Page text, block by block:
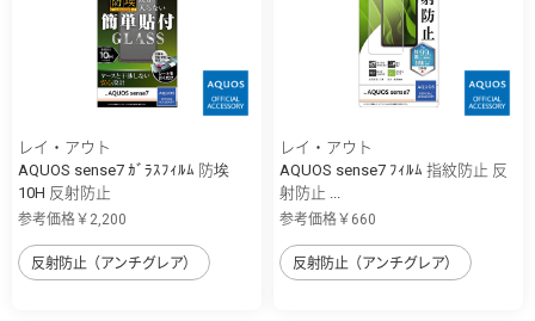
レイ・アウト
AQUOS sense7 ｶﾞﾗｽﾌｨﾙﾑ 防埃
10H 反射防止
参考価格￥2,200
反射防止（アンチグレア）
レイ・アウト
AQUOS sense7 ﾌｨﾙﾑ 指紋防止 反
射防止 ...
参考価格￥660
反射防止（アンチグレア）